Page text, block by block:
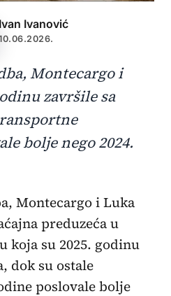
Ivan Ivanović
Montecargo i
završile sa
bolje nego 2024.
preduzeća u
koja su 2025. godinu
dok su ostale
poslovale bolje